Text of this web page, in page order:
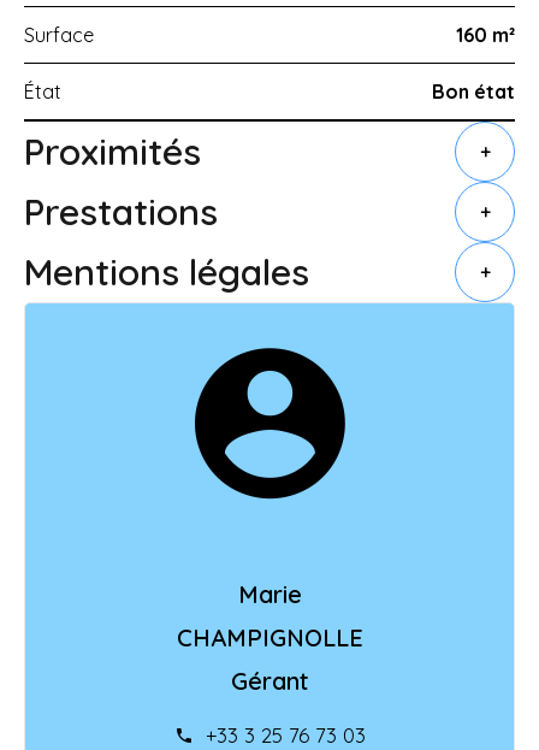
Surface 160 m²
État Bon état
Proximités +
Prestations +
Mentions légales +
Marie
CHAMPIGNOLLE
Gérant
+33 3 25 76 73 03